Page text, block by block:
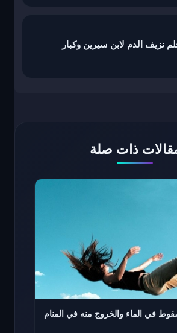
نزيف الدم لابن سيرين وكبار
ذات صلة
في الماء والخروج منه في المنام